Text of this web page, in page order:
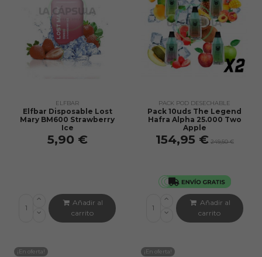
ELFBAR
Elfbar Disposable Lost
Mary BM600 Strawberry
Ice
5,90 €
Añadir al
carrito
PACK POD DESECHABLE
Pack 10uds The Legend
Hafra Alpha 25.000 Two
Apple
154,95 € 249,50 €
Añadir al
carrito
¡En oferta!
¡En oferta!